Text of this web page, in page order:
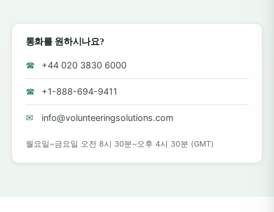
통화를 원하시나요?
☎ +44 020 3830 6000
☎ +1-888-694-9411
✉ info@volunteeringsolutions.com
월요일~금요일 오전 8시 30분~오후 4시 30분 (GMT)